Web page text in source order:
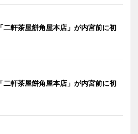
二軒茶屋餅角屋本店」が内宮前に初
二軒茶屋餅角屋本店」が内宮前に初